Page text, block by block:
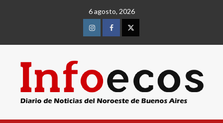
6 agosto, 2026
InstagramFacebookTwitter